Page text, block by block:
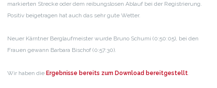
markierten Strecke oder dem reibungslosen Ablauf bei der Registrierung.
Positiv beigetragen hat auch das sehr gute Wetter.
Neuer Kärntner Berglaufmeister wurde Bruno Schumi (0:50:05), bei den
Frauen gewann Barbara Bischof (0:57:30).
Wir haben die Ergebnisse bereits zum Download bereitgestellt.